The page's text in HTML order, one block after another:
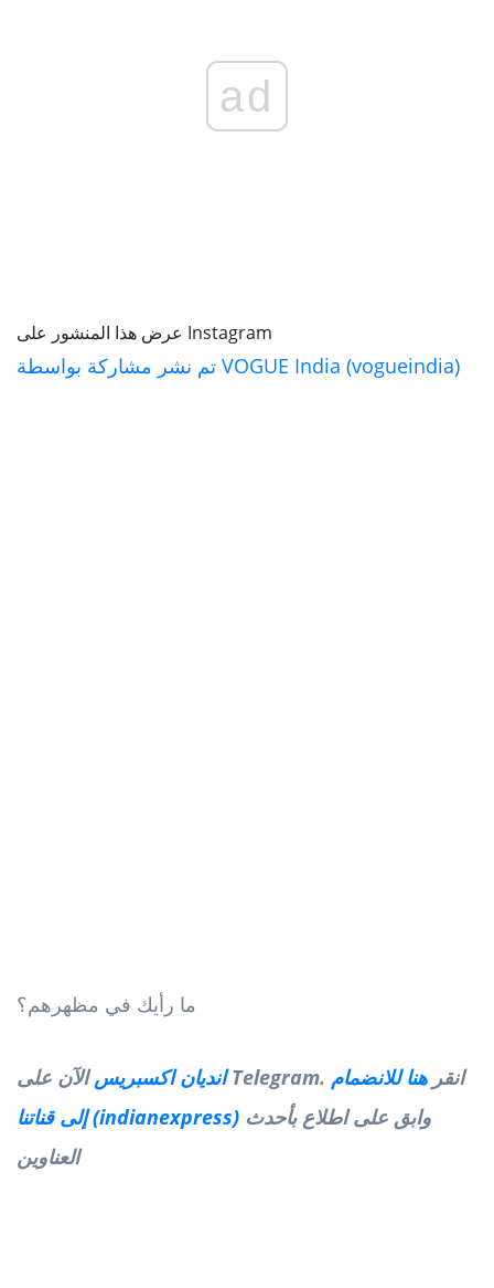
ad
عرض هذا المنشور على Instagram
تم نشر مشاركة بواسطة VOGUE India (vogueindia)
ما رأيك في مظهرهم؟
انديان اكسبريس الآن على Telegram. انقرهنا للانضمام
إلى قناتنا (indianexpress)
العناوين